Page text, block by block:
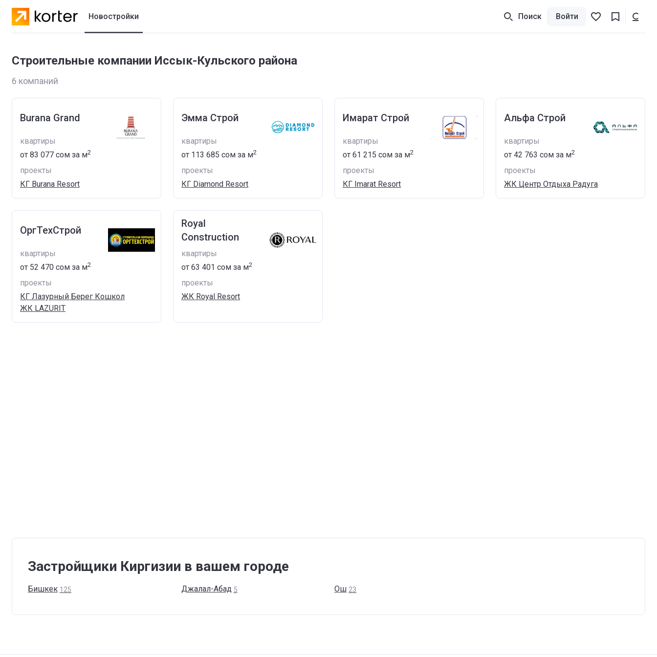
Новостройки Поиск Войти
Строительные компании Иссык-Кульского района
6 компаний
Burana Grand
квартиры
от ‍83 077 сом за м2
проекты
КГ Burana Resort
Эмма Строй
квартиры
от ‍113 685 сом за м2
проекты
КГ Diamond Resort
Имарат Строй
квартиры
от ‍61 215 сом за м2
проекты
КГ Imarat Resort
Альфа Строй
квартиры
от ‍42 763 сом за м2
проекты
ЖК Центр Отдыха Радуга
ОргТехСтрой
квартиры
от ‍52 470 сом за м2
проекты
КГ Лазурный Берег Кошкол
ЖК LAZURIT
Royal
Construction
квартиры
от ‍63 401 сом за м2
проекты
ЖК Royal Resort
Застройщики Киргизии в вашем городе
Бишкек 125 Джалал-Абад 5 Ош 23